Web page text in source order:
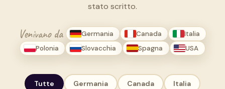
stato scritto.
Venivano da Germania Canada
Italia
Polonia
Slovacchia Spagna USA
Tutte Germania Canada Italia